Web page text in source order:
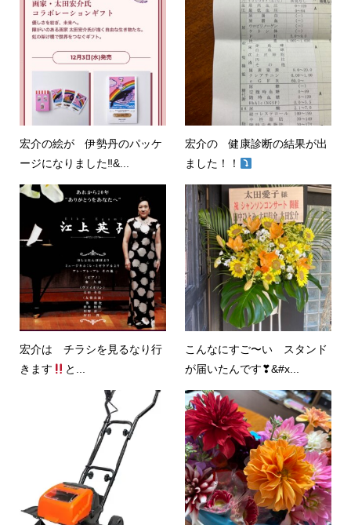
宏介の絵が 伊勢丹のパッケ
ージになりました‼&...
宏介の 健康診断の結果が出
ました！！
宏介は チラシを見るなり行
きます
と...
こんなにすご〜い スタンド
が届いたんです❣&#x...